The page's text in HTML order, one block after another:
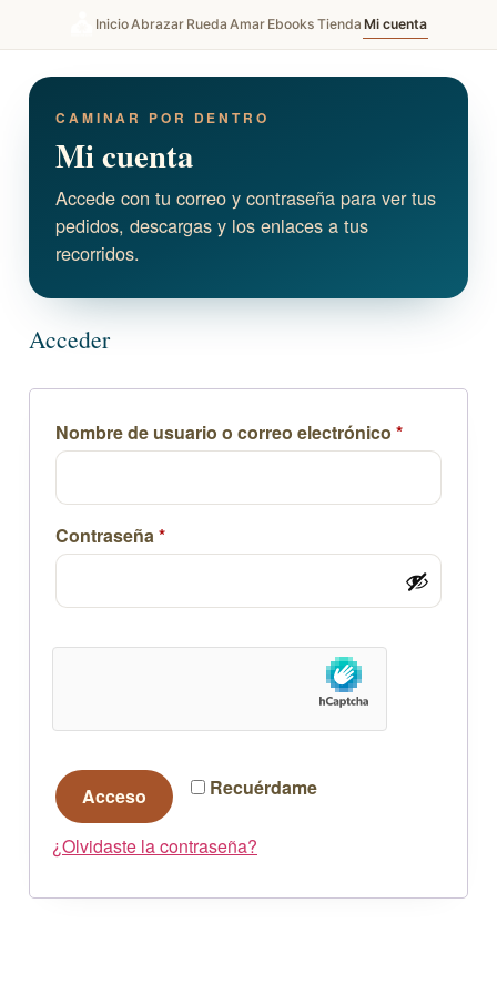
InicioAbrazar Rueda Amar Ebooks Tienda Mi cuenta
CAMINAR POR DENTRO
Mi cuenta
Accede con tu correo y contraseña para ver tus
pedidos, descargas y los enlaces a tus
recorridos.
Acceder
Nombre de usuario o correo electrónico *
Contraseña*
Recuérdame
Acceso
¿Olvidaste la contraseña?